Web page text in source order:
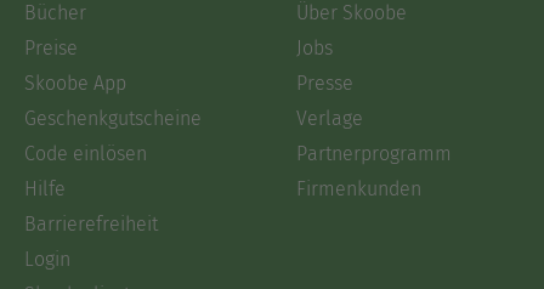
Bücher
Preise
Skoobe App
Geschenkgutscheine
Code einlösen
Hilfe
Barrierefreiheit
Login
Über Skoobe
Jobs
Presse
Verlage
Partnerprogramm
Firmenkunden